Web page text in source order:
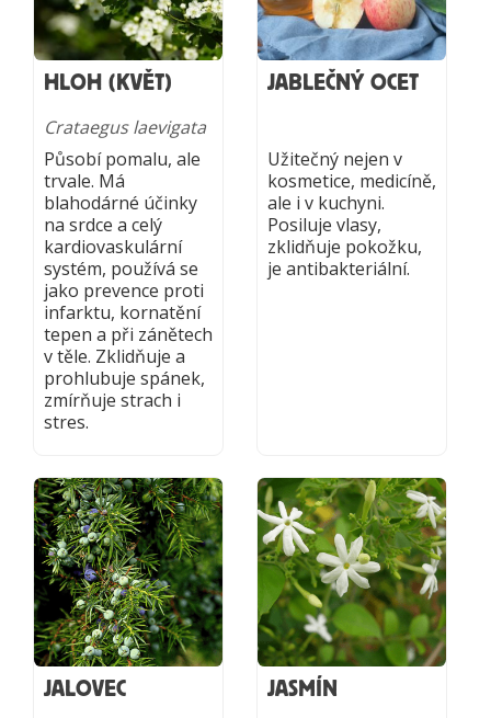
HLOH (KVĚT)
Crataegus laevigata
Působí pomalu, ale
trvale. Má
blahodárné účinky
na srdce a celý
kardiovaskulární
systém, používá se
jako prevence proti
infarktu, kornatění
tepen a při zánětech
v těle. Zklidňuje a
prohlubuje spánek,
zmírňuje strach i
stres.
JABLEČNÝ OCET
Užitečný nejen v
kosmetice, medicíně,
ale i v kuchyni.
Posiluje vlasy,
zklidňuje pokožku,
je antibakteriální.
JALOVEC JASMÍN